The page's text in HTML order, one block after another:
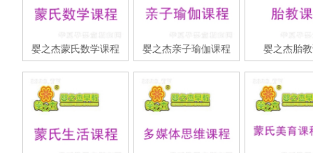
婴之杰蒙氏数学课程 婴之杰亲子瑜伽课程 婴之杰胎